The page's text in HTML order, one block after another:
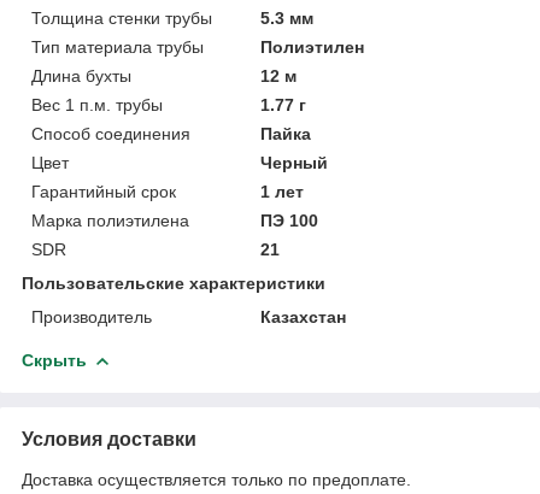
Толщина стенки трубы
5.3 мм
Тип материала трубы
Полиэтилен
Длина бухты
12 м
Вес 1 п.м. трубы
1.77 г
Способ соединения
Пайка
Цвет
Черный
Гарантийный срок
1 лет
Марка полиэтилена
ПЭ 100
SDR
21
Пользовательские характеристики
Производитель
Казахстан
Скрыть
Условия доставки
Доставка осуществляется только по предоплате.